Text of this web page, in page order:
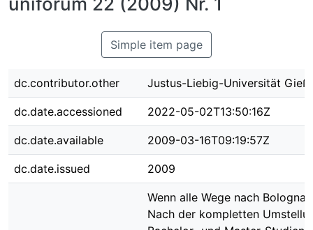
Simple item page
dc.contributor.other Justus-Liebig-Universität
dc.date.accessioned 2022-05-02T13:50:16Z
dc.date.available 2009-03-16T09:19:57Z
dc.date.issued 2009
Wenn alle Wege nach Bologna
Nach der kompletten